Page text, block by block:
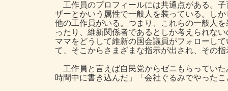
工作員のプロフィールには共通点がある。
ザーとかいう属性で一般人を装っている。し
他の工作員がいる。つまり、これらの一般人
ったり、維新関係者であるとしか考えられな
ママをどうして維新の国会議員がフォローし
て、そこからさまざまな指示が出され、その
工作員と言えば自民党からゼニもらっていた
時間中に書き込んだ」「会社ぐるみでやった